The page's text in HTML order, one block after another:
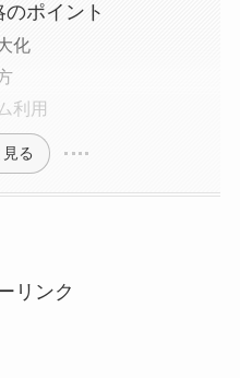
ポイント
化
利用
る
リンク